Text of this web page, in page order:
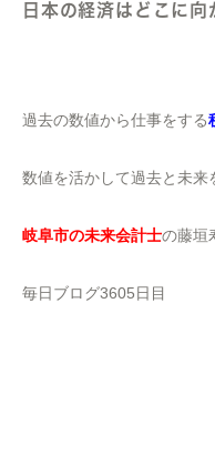
日本の経済はどこに向
過去の数値から仕事をする
数値を活かして過去と未来
岐阜市の未来会計士の藤垣
毎日ブログ3605日目